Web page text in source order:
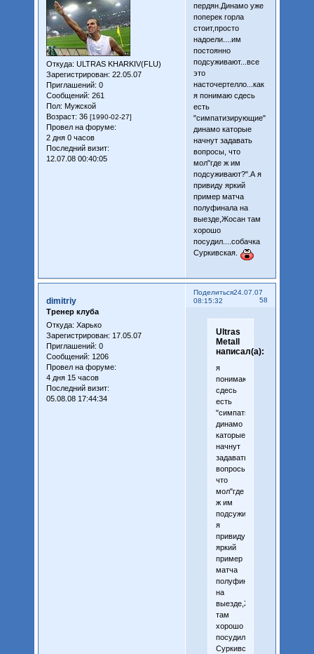
Откуда: ULTRAS KHARKIV(FLU)
Зарегистрирован: 22.05.07
Приглашений: 0
Сообщений: 261
Пол: Мужской
Возраст: 36 [1990-02-27]
Провел на форуме:
2 дня 0 часов
Последний визит:
12.07.08 00:40:05
пердян.Динамо уже
поперек горла
стоит,просто
надоели....им
постоянно
подсуживают...все
это
насточертелло...как
я понимаю сдесь
есть
"cимпатизирующие"
динамо каторые
начнут задавать
вопросы, что
мол"где ж им
подсуживают?".А я
привиду яркий
пример матча
полуфинала на
выезде,Жосан там
хорошо
посудил....собачка
Суркивская.
Поделиться
58
24.07.07
08:15:32
dimitriy
Тренер клуба
Откуда: Харько
Зарегистрирован: 17.05.07
Приглашений: 0
Сообщений: 1206
Провел на форуме:
4 дня 15 часов
Последний визит:
05.08.08 17:44:34
Ultras
Metall
написал(а):
я
понимаю
сдесь
есть
"cимпатизирующие"
динамо
каторые
начнут
задавать
вопросы,
что
мол"где
ж им
подсуживают?".А
я
привиду
яркий
пример
матча
полуфинала
на
выезде,Жосан
там
хорошо
посудил....собачка
Суркивская.